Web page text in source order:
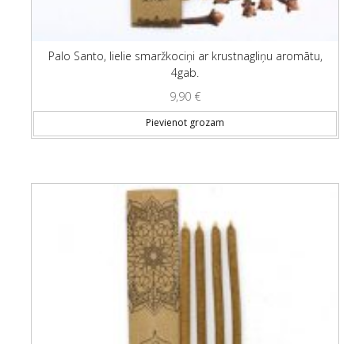
Palo Santo, lielie smaržkociņi ar krustnagliņu aromātu,
4gab.
9,90 €
Pievienot grozam